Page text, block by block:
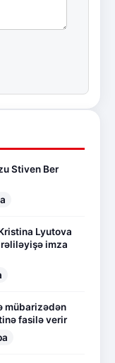
Stiven Ber
Lyutova
imza
mübarizədən
fasilə verir